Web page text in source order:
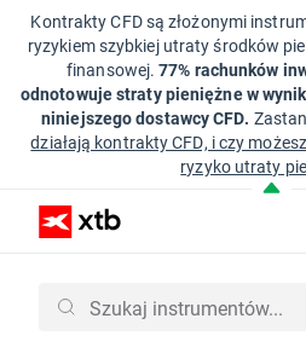
Kontrakty CFD są złożonymi
ryzykiem szybkiej utraty środków
finansowej.77% rachunków
odnotowuje straty pieniężne w
niniejszego dostawcy CFD.
działają kontrakty CFD, i czy
ryzyko utraty